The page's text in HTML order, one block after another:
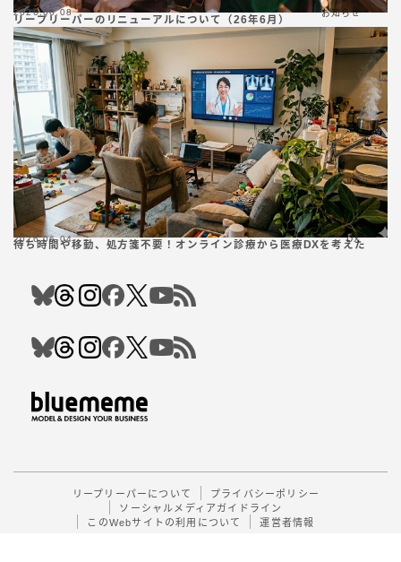
リープリーパーのリニューアルについて（26年6月）
2026.06.08 お知らせ
待ち時間や移動、処方箋不要！オンライン診療から医療DXを考えた
2026.06.04 DX
リープリーパーについて
プライバシーポリシー
ソーシャルメディアガイドライン
このWebサイトの利用について
運営者情報